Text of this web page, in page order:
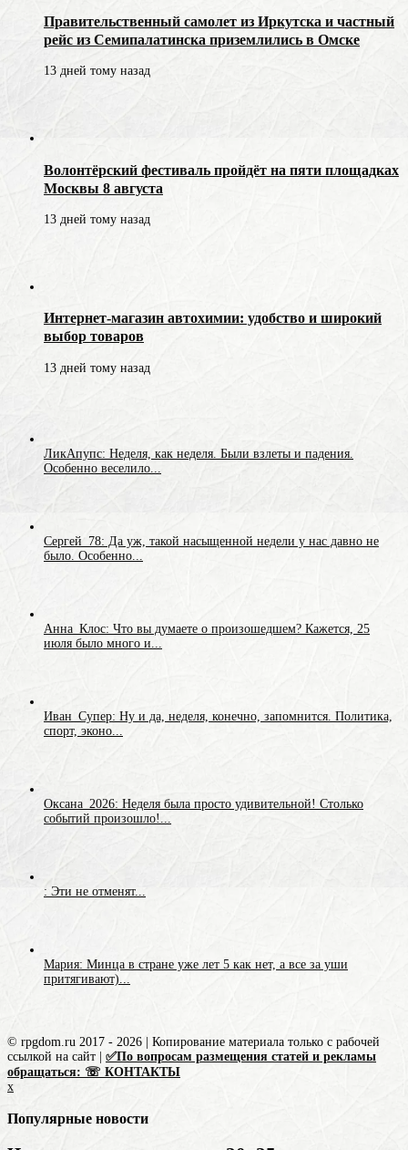
Правительственный самолет из Иркутска и частный
рейс из Семипалатинска приземлились в Омске
13 дней тому назад
Волонтёрский фестиваль пройдёт на пяти площадках
Москвы 8 августа
13 дней тому назад
Интернет-магазин автохимии: удобство и широкий
выбор товаров
13 дней тому назад
ЛикАпупс: Неделя, как неделя. Были взлеты и падения.
Особенно веселило...
Сергей_78: Да уж, такой насыщенной недели у нас давно не
было. Особенно...
Анна_Клос: Что вы думаете о произошедшем? Кажется, 25
июля было много и...
Иван_Супер: Ну и да, неделя, конечно, запомнится. Политика,
спорт, эконо...
Оксана_2026: Неделя была просто удивительной! Столько
событий произошло!...
: Эти не отменят...
Мария: Минца в стране уже лет 5 как нет, а все за уши
притягивают)...
© rpgdom.ru 2017 - 2026 | Копирование материала только с рабочей
ссылкой на сайт | ✅По вопросам размещения статей и рекламы
обращаться: ☏ КОНТАКТЫ
x
Популярные новости